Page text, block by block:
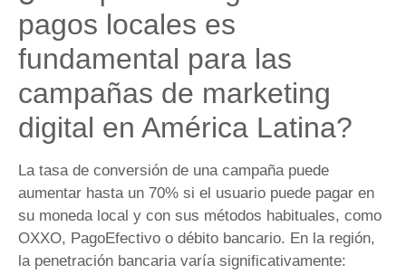
pagos locales es
fundamental para las
campañas de marketing
digital en América Latina?
La tasa de conversión de una campaña puede
aumentar hasta un 70% si el usuario puede pagar en
su moneda local y con sus métodos habituales, como
OXXO, PagoEfectivo o débito bancario. En la región,
la penetración bancaria varía significativamente: